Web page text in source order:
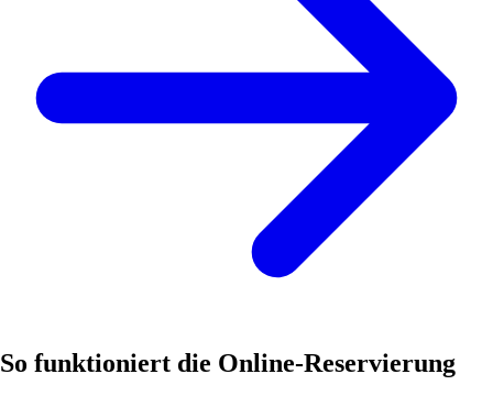
So funktioniert die Online-Reservierung